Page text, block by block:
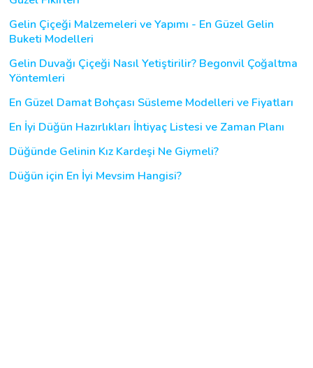
Gelin Çiçeği Malzemeleri ve Yapımı - En Güzel Gelin
Buketi Modelleri
Gelin Duvağı Çiçeği Nasıl Yetiştirilir? Begonvil Çoğaltma
Yöntemleri
En Güzel Damat Bohçası Süsleme Modelleri ve Fiyatları
En İyi Düğün Hazırlıkları İhtiyaç Listesi ve Zaman Planı
Düğünde Gelinin Kız Kardeşi Ne Giymeli?
Düğün için En İyi Mevsim Hangisi?